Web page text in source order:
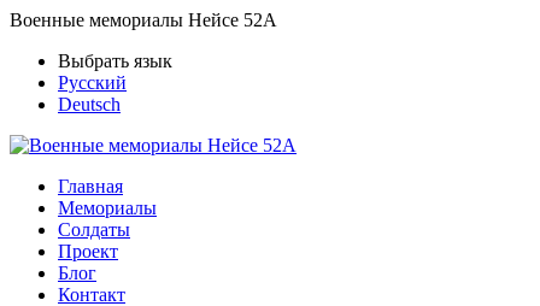
Военные мемориалы Нейсе 52А
Выбрать язык
Русский
Deutsch
Главная
Мемориалы
Солдаты
Проект
Блог
Контакт